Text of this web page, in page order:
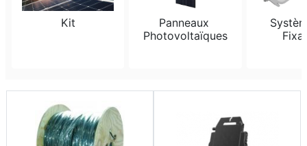
Kit
Panneaux
Photovoltaïques